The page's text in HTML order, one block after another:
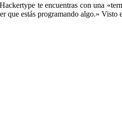
te encuentras con una
que estás programando algo.»